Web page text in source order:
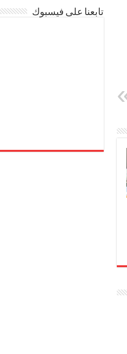
تابعنا على فيسبوك